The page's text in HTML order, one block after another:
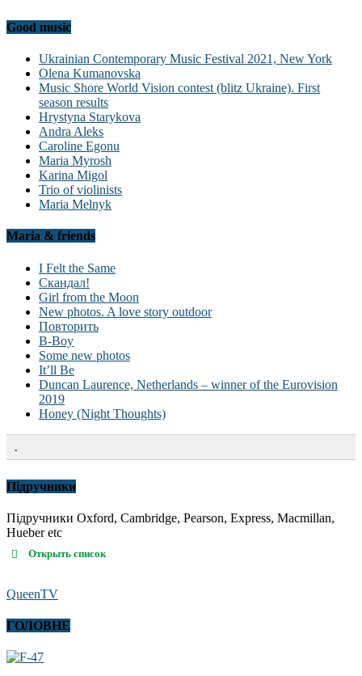
Good music
Ukrainian Contemporary Music Festival 2021, New York
Olena Kumanovska
Music Shore World Vision contest (blitz Ukraine). First
season results
Hrystyna Starykova
Andra Aleks
Caroline Egonu
Maria Myrosh
Karina Migol
Trio of violinists
Maria Melnyk
Maria & friends
I Felt the Same
Скандал!
Girl from the Moon
New photos. A love story outdoor
Повторить
B-Boy
Some new photos
It’ll Be
Duncan Laurence, Netherlands – winner of the Eurovision
2019
Honey (Night Thoughts)
.
Підручники
Підручники Oxford, Cambridge, Pearson, Express, Macmillan,
Hueber etc
Открыть список
QueenTV
ГОЛОВНЕ